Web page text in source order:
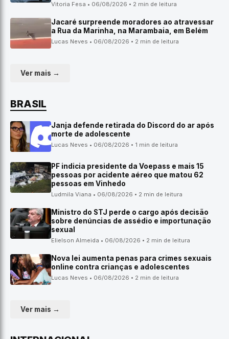
Vitoria Fesa • 06/08/2026 • 2 min de leitura
Jacaré surpreende moradores ao atravessar
a Rua da Marinha, na Marambaia, em Belém
Lucas Neves • 06/08/2026 • 2 min de leitura
Ver mais →
BRASIL
Janja defende retirada do Discord do ar após
morte de adolescente
Lucas Neves • 06/08/2026 • 1 min de leitura
PF indicia presidente da Voepass e mais 15
pessoas por acidente aéreo que matou 62
pessoas em Vinhedo
Ludmila Viana • 06/08/2026 • 2 min de leitura
Ministro do STJ perde o cargo após decisão
sobre denúncias de assédio e importunação
sexual
Elielson Almeida • 06/08/2026 • 2 min de leitura
Nova lei aumenta penas para crimes sexuais
online contra crianças e adolescentes
Lucas Neves • 06/08/2026 • 2 min de leitura
Ver mais →